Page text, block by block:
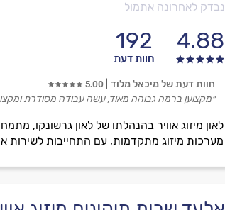
נבדק לאחרונה אתמול
4.88
192
חוות דעת
לאון מיזוג אוויר בהנהלתו של לאון גרשונקו,
מערכות מיזוג מתקדמות, עם התחייבות לשירות
חוות דעת של מיכאל מלוד 5.00
״מקצוען ברמה גבוהה מאוד, עשה עבודה מסודרת